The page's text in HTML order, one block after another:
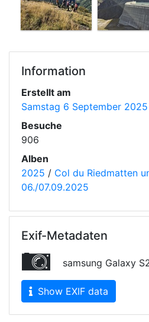
Information
Erstellt am
Samstag 6 September 2025
Besuche
906
Alben
2025 / Col du Riedmatten
06./07.09.2025
Exif-Metadaten
samsung Galaxy
Show EXIF data